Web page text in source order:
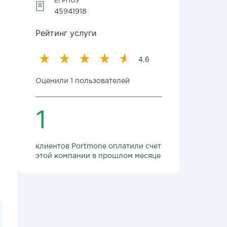
45941918
Рейтинг услуги
4.6
Оценили 1 пользователей
1
клиентов Portmone оплатили счет
этой компании в прошлом месяце